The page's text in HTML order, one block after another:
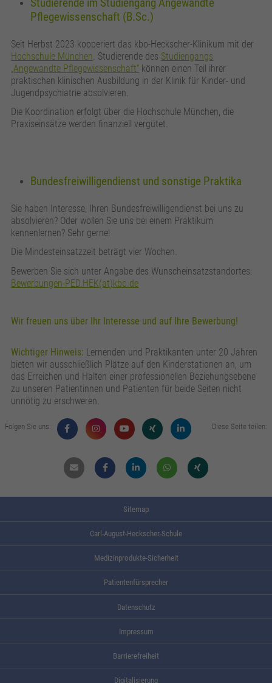
Pflegewissenschaft (B.Sc.)
Seit Herbst 2023 kooperiert das kbo-Heckscher-Klinikum mit der
Hochschule München. Studierende des Studiengangs
„Angewandte Pflegewissenschaft“ können einen Teil ihrer
praktischen klinischen Ausbildung in der Klinik für Kinder- und
Jugendpsychiatrie absolvieren.
Die Koordination erfolgt über die Hochschule München, die
Praxiseinsätze werden finanziell vergütet.
Bundesfreiwilligendienst und sonstige Praktika
Sie haben Interesse, Ihren Bundesfreiwilligendienst bei uns zu
absolvieren? Oder wollen Sie uns bei einem Praktikum
kennenlernen? Sehr gerne!
Die Mindesteinsatzzeit beträgt vier Wochen.
Bewerben Sie sich unter Angabe des Wunscheinsatzstandortes:
Bewerbungen-PED.HEK(at)kbo.de
Wir freuen uns über Ihr Interesse und auf Ihre Bewerbung!
Wichtiger Hinweis: Lernenden und Praktikanten unter 20 Jahren
bieten wir ausschließlich Plätze auf den Kinderstationen an, um
das Erreichen und Halten einer professionellen Beziehungsebene
zu unseren Patientinnen und Patienten für beide Seiten nicht
unnötig zu erschweren.
Folgen Sie uns: Diese Seite teilen:
Mail FacebookLinkdin WhatsappXing
Sitemap
Carl-August-Heckscher-Schule
Medizinprodukte-Sicherheit
Patientenfürsprecher
Datenschutz
Impressum
Barrierefreiheit
Digitalisierung